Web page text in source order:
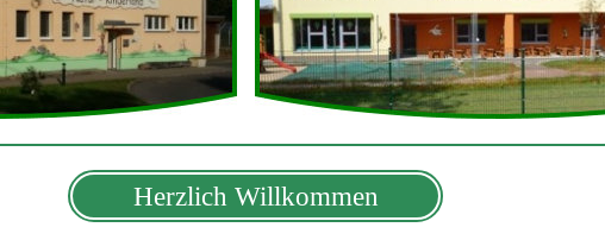
Herzlich Willkommen